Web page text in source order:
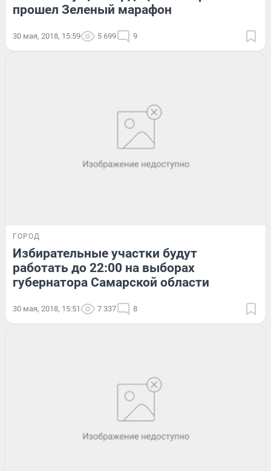
прошел Зеленый марафон
30 мая, 2018, 15:59 5 699 9
ГОРОД
Избирательные участки будут
работать до 22:00 на выборах
губернатора Самарской области
30 мая, 2018, 15:51 7 337 8